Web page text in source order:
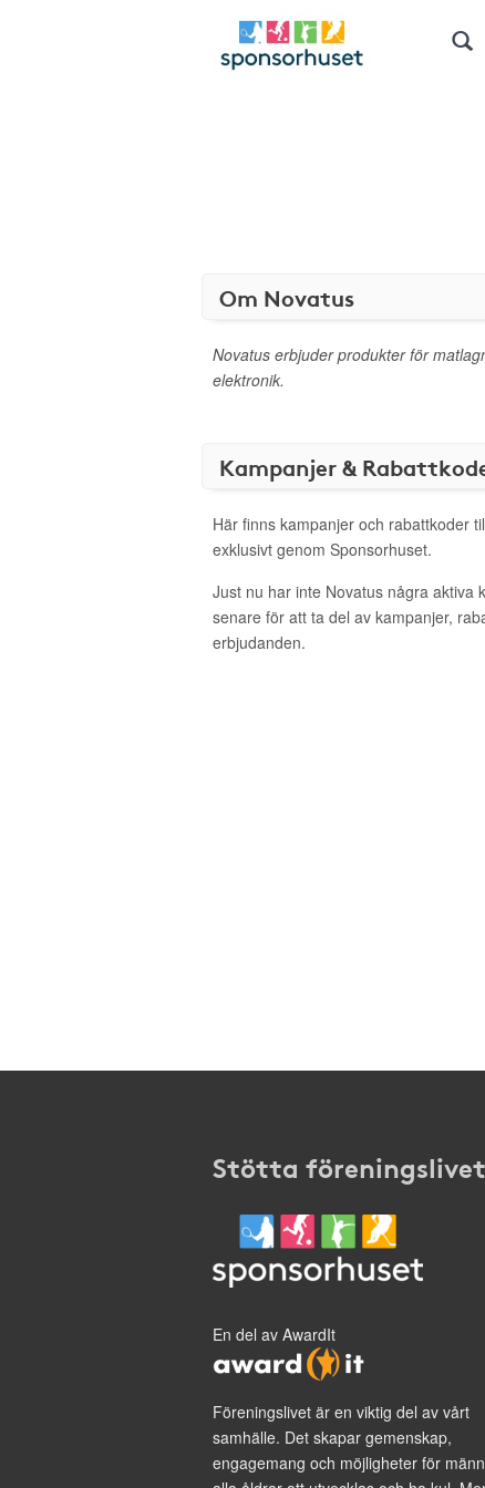
Om Novatus
Novatus erbjuder produkter för
elektronik.
Kampanjer &
Här finns kampanjer och rabattkoder
exklusivt genom Sponsorhuset.
Just nu har inte Novatus några aktiva
senare för att ta del av kampanjer,
erbjudanden.
Stötta föreningslivet
En del av AwardIt
Föreningslivet är en viktig del av vårt
samhälle. Det skapar gemenskap,
engagemang och möjligheter för